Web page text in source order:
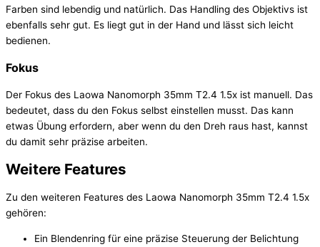
Farben sind lebendig und natürlich. Das Handling des Objektivs ist
ebenfalls sehr gut. Es liegt gut in der Hand und lässt sich leicht
bedienen.
Fokus
Der Fokus des Laowa Nanomorph 35mm T2.4 1.5x ist manuell. Das
bedeutet, dass du den Fokus selbst einstellen musst. Das kann
etwas Übung erfordern, aber wenn du den Dreh raus hast, kannst
du damit sehr präzise arbeiten.
Weitere Features
Zu den weiteren Features des Laowa Nanomorph 35mm T2.4 1.5x
gehören:
Ein Blendenring für eine präzise Steuerung der Belichtung